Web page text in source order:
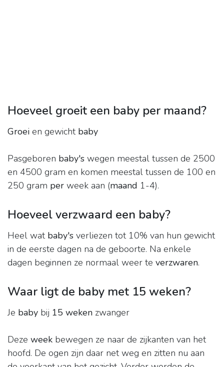
Hoeveel groeit een baby per maand?
Groei en gewicht baby
Pasgeboren baby's wegen meestal tussen de 2500
en 4500 gram en komen meestal tussen de 100 en
250 gram per week aan (maand 1-4).
Hoeveel verzwaard een baby?
Heel wat baby's verliezen tot 10% van hun gewicht
in de eerste dagen na de geboorte. Na enkele
dagen beginnen ze normaal weer te verzwaren.
Waar ligt de baby met 15 weken?
Je baby bij 15 weken zwanger
Deze week bewegen ze naar de zijkanten van het
hoofd. De ogen zijn daar net weg en zitten nu aan